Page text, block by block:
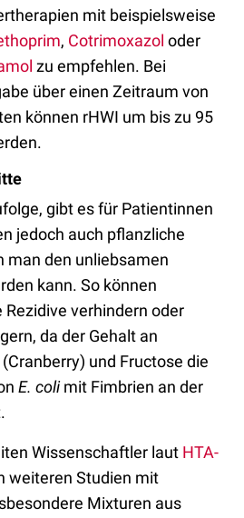
mit beispielsweise
, Cotrimoxazol oder
zu empfehlen. Bei
über einen Zeitraum von
können rHWI um bis zu 95
gibt es für Patientinnen
jedoch auch pflanzliche
man den unliebsamen
kann. So können
verhindern oder
da der Gehalt an
und Fructose die
E. colimit Fimbrien an der
Wissenschaftler laut HTA-
weiteren Studien mit
Mixturen aus